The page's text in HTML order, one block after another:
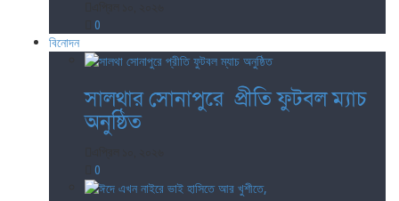
0
বিনোদন
সালথার সোনাপুরে প্রীতি ফুটবল ম্যাচ
অনুষ্ঠিত
0